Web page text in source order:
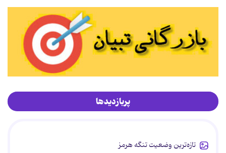
پربازدیدها
تازه‌ترین وضعیت تنگه هرمز